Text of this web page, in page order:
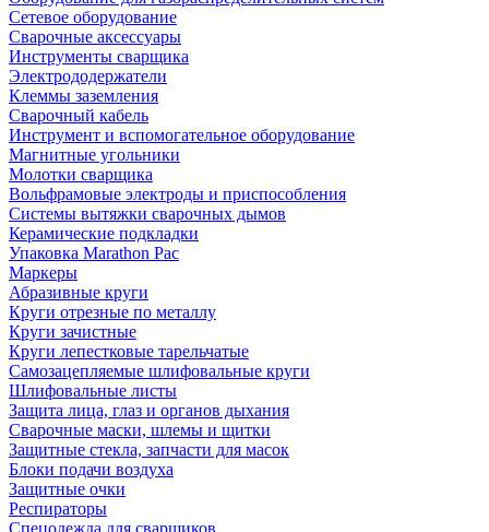
Сетевое оборудование
Сварочные аксессуары
Инструменты сварщика
Электрододержатели
Клеммы заземления
Сварочный кабель
Инструмент и вспомогательное оборудование
Магнитные угольники
Молотки сварщика
Вольфрамовые электроды и приспособления
Системы вытяжки сварочных дымов
Керамические подкладки
Упаковка Marathon Pac
Маркеры
Абразивные круги
Круги отрезные по металлу
Круги зачистные
Круги лепестковые тарельчатые
Самозацепляемые шлифовальные круги
Шлифовальные листы
Защита лица, глаз и органов дыхания
Сварочные маски, шлемы и щитки
Защитные стекла, запчасти для масок
Блоки подачи воздуха
Защитные очки
Респираторы
Спецодежда для сварщиков